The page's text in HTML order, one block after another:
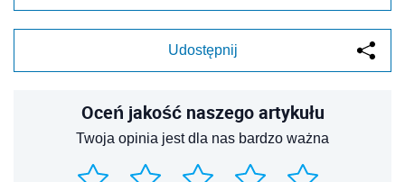
Udostępnij
Oceń jakość naszego artykułu
Twoja opinia jest dla nas bardzo ważna